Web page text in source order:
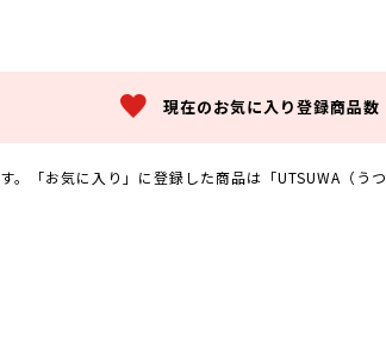
現在のお気に入り登録商品数
。「お気に入り」に登録した商品は「UTSUWA（う